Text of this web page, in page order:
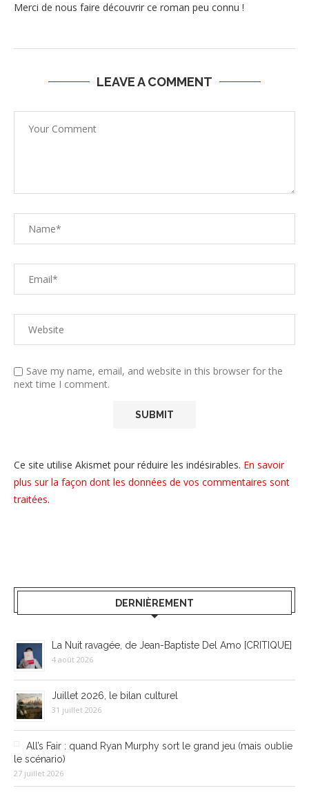
Merci de nous faire découvrir ce roman peu connu !
LEAVE A COMMENT
Save my name, email, and website in this browser for the
next time I comment.
Ce site utilise Akismet pour réduire les indésirables. En savoir
plus sur la façon dont les données de vos commentaires sont
traitées.
DERNIÈREMENT
La Nuit ravagée, de Jean-Baptiste Del Amo [CRITIQUE]
4 août 2026
Juillet 2026, le bilan culturel
31 juillet 2026
All’s Fair : quand Ryan Murphy sort le grand jeu (mais oublie
le scénario)
27 juillet 2026